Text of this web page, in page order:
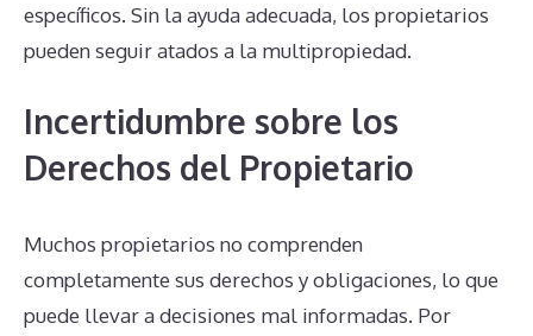
específicos. Sin la ayuda adecuada, los propietarios
pueden seguir atados a la multipropiedad.
Incertidumbre sobre los
Derechos del Propietario
Muchos propietarios no comprenden
completamente sus derechos y obligaciones, lo que
puede llevar a decisiones mal informadas. Por